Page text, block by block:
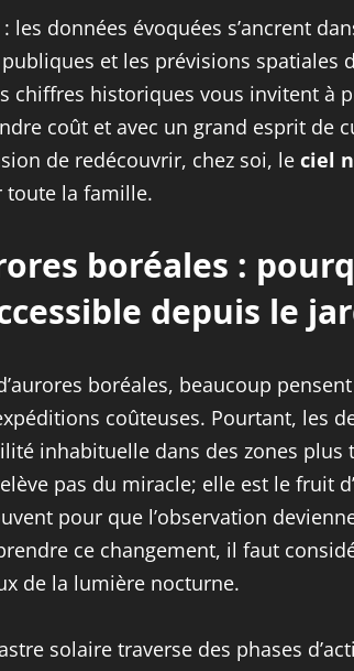
les données évoquées s’ancrent
et les prévisions spatiales
chiffres historiques vous invitent à
coût et avec un grand esprit de
de redécouvrir, chez soi, le ciel
toute la famille.
boréales :
depuis le
boréales, beaucoup
coûteuses. Pourtant, les
inhabituelle dans des zones
pas du miracle; elle est le fruit
pour que l’observation
ce changement, il faut
de la lumière nocturne.
solaire traverse des phases